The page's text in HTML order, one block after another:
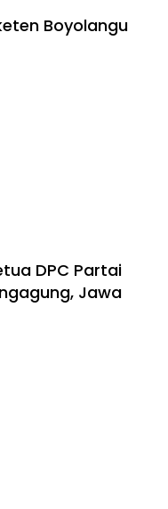
Boyolangu
DPC Partai
Jawa